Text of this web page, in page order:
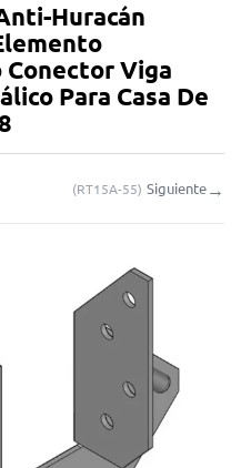
Huracán
Viga
Para Casa De
(RT15A-55) Siguiente→